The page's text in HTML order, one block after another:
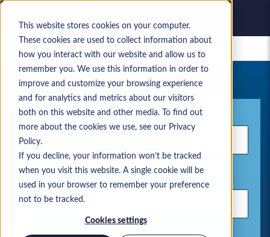
This website stores cookies on your computer.
These cookies are used to collect information about
how you interact with our website and allow us to
remember you. We use this information in order to
improve and customize your browsing experience
and for analytics and metrics about our visitors
both on this website and other media. To find out
more about the cookies we use, see our Privacy
Policy.
If you decline, your information won’t be tracked
when you visit this website. A single cookie will be
used in your browser to remember your preference
not to be tracked.
Cookies settings
Lavori salvati
La tua attuale ricerca di lavoro
Parola chiave
Ubicazione
Usa le virgole per separare i termini di ricerca